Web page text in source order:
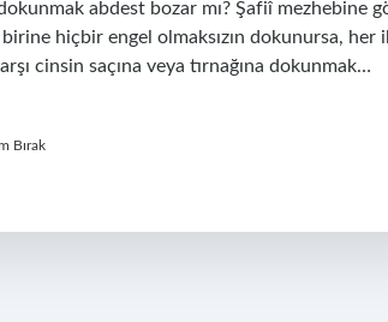
abdest bozar mı? Şafiî mezhebine
hiçbir engel olmaksızın dokunursa,
cinsin saçına veya tırnağına dokunmak…
Bırak